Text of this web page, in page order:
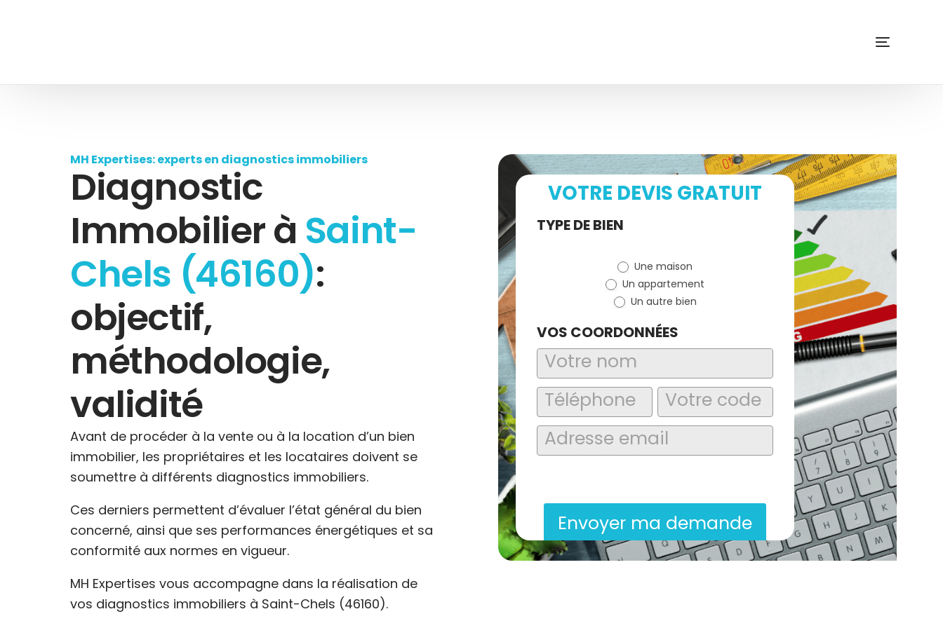
MH Expertises: experts en diagnostics immobiliers
Diagnostic
Immobilier à Saint-
Chels (46160):
objectif,
méthodologie,
validité
Avant de procéder à la vente ou à la location d’un bien
immobilier, les propriétaires et les locataires doivent se
soumettre à différents diagnostics immobiliers.
Ces derniers permettent d’évaluer l’état général du bien
concerné, ainsi que ses performances énergétiques et sa
conformité aux normes en vigueur.
MH Expertises vous accompagne dans la réalisation de
vos diagnostics immobiliers à Saint-Chels (46160).
VOTRE DEVIS GRATUIT
Demande
TYPE DE BIEN
Une maison
Un appartement
Un autre bien
VOS COORDONNÉES
Envoyer ma demande